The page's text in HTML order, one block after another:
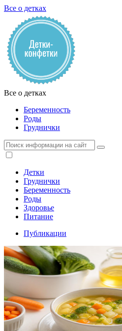
Все о детках
Все о детках
Беременность
Роды
Груднички
Детки
Груднички
Беременность
Роды
Здоровье
Питание
Публикации